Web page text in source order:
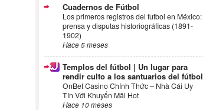
Cuadernos de Fútbol
Los primeros registros del futbol en México:
prensa y disputas historiográficas (1891-
1902)
Hace 5 meses
Templos del fútbol | Un lugar para
rendir culto a los santuarios del fútbol
OnBet Casino Chính Thức – Nhà Cái Uy
Tín Với Khuyến Mãi Hot
Hace 10 meses